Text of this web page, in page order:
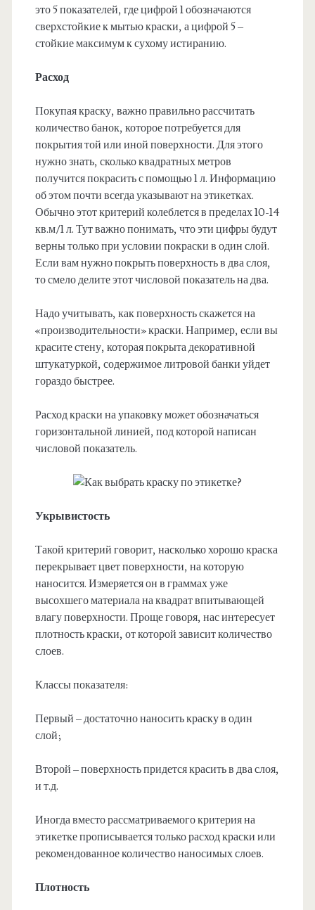
это 5 показателей, где цифрой 1 обозначаются
сверхстойкие к мытью краски, а цифрой 5 –
стойкие максимум к сухому истиранию.
Расход
Покупая краску, важно правильно рассчитать
количество банок, которое потребуется для
покрытия той или иной поверхности. Для этого
нужно знать, сколько квадратных метров
получится покрасить с помощью 1 л. Информацию
об этом почти всегда указывают на этикетках.
Обычно этот критерий колеблется в пределах 10-14
кв.м/1 л. Тут важно понимать, что эти цифры будут
верны только при условии покраски в один слой.
Если вам нужно покрыть поверхность в два слоя,
то смело делите этот числовой показатель на два.
Надо учитывать, как поверхность скажется на
«производительности» краски. Например, если вы
красите стену, которая покрыта декоративной
штукатуркой, содержимое литровой банки уйдет
гораздо быстрее.
Расход краски на упаковку может обозначаться
горизонтальной линией, под которой написан
числовой показатель.
Укрывистость
Такой критерий говорит, насколько хорошо краска
перекрывает цвет поверхности, на которую
наносится. Измеряется он в граммах уже
высохшего материала на квадрат впитывающей
влагу поверхности. Проще говоря, нас интересует
плотность краски, от которой зависит количество
слоев.
Классы показателя:
Первый – достаточно наносить краску в один
слой;
Второй – поверхность придется красить в два слоя,
и т.д.
Иногда вместо рассматриваемого критерия на
этикетке прописывается только расход краски или
рекомендованное количество наносимых слоев.
Плотность